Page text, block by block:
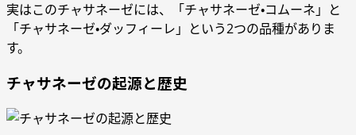
実はこのチャサネーゼには、「チャサネーゼ・コムーネ」と
「チャサネーゼ・ダッフィーレ」という2つの品種がありま
す。
チャサネーゼの起源と歴史